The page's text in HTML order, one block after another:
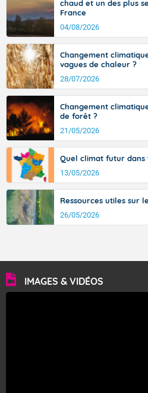
Temps largement ensoleillé.
Températures minimales : 18
Vent faible de direction
Pour dimanche après-midi.
Le soleil brille généreusement.
Températures maximales : 28
Vent d'Ouest assez faible.
Pour lundi matin.
Beau temps sec et bien
Températures minimales : 17
Vent faible.
Températures maximales : 31
l’ouest de l’Hérault. L’étymologie de ce
signifiant au-delà des monts, en allusion
d’où provient ce vent.
chaud et un des plus
France
04/08/2026
Changement
vagues de chaleur ?
28/07/2026
Changement
de forêt ?
21/05/2026
Quel climat futur dans
13/05/2026
Ressources utiles sur
26/05/2026
IMAGES & VIDÉOS